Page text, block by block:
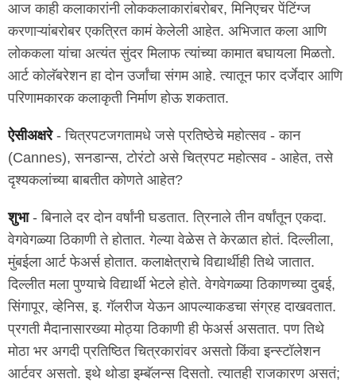
आज काही कलाकारांनी लोककलाकारांबरोबर, मिनिएचर पेंटिंग्ज
करणाऱ्यांबरोबर एकत्रित कामं केलेली आहेत. अभिजात कला आणि
लोककला यांचा अत्यंत सुंदर मिलाफ त्यांच्या कामात बघायला मिळतो.
आर्ट कोलॅबरेशन हा दोन उर्जांचा संगम आहे. त्यातून फार दर्जेदार आणि
परिणामकारक कलाकृती निर्माण होऊ शकतात.
ऐसीअक्षरे- चित्रपटजगतामधे जसे प्रतिष्ठेचे महोत्सव - कान
(Cannes), सनडान्स, टोरंटो असे चित्रपट महोत्सव - आहेत, तसे
दृश्यकलांच्या बाबतीत कोणते आहेत?
शुभा- बिनाले दर दोन वर्षांनी घडतात. त्रिनाले तीन वर्षांतून एकदा.
वेगवेगळ्या ठिकाणी ते होतात. गेल्या वेळेस ते केरळात होतं. दिल्लीला,
मुंबईला आर्ट फेअर्स होतात. कलाक्षेत्राचे विद्यार्थीही तिथे जातात.
दिल्लीत मला पुण्याचे विद्यार्थी भेटले होते. वेगवेगळ्या ठिकाणच्या दुबई,
सिंगापूर, व्हेनिस, इ. गॅलरीज येऊन आपल्याकडचा संग्रह दाखवतात.
प्रगती मैदानासारख्या मोठ्या ठिकाणी ही फेअर्स असतात. पण तिथे
मोठा भर अगदी प्रतिष्ठित चित्रकारांवर असतो किंवा इन्स्टॉलेशन
आर्टवर असतो. इथे थोडा इम्बॅलन्स दिसतो. त्यातही राजकारण असतं;